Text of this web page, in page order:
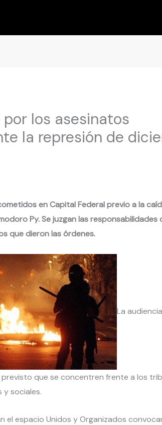
los asesinatos
la represión de
en Capital Federal previo a la
Py. Se juzgan las responsabilidades
que dieron las órdenes.
La
que se concentren frente a los
y sociales.
el espacio Unidos y Organizados